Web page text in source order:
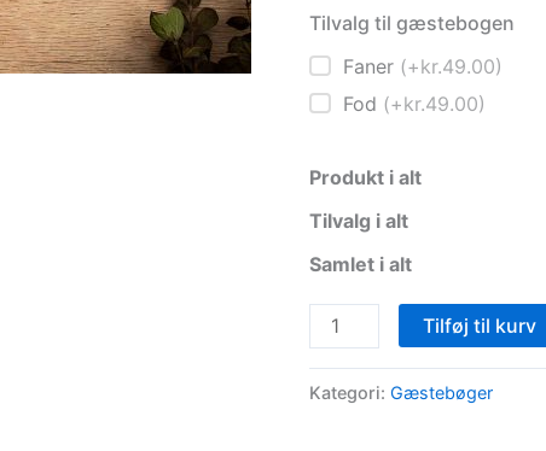
Tilvalg til gæstebogen
Faner (+kr.49.00)
Fod (+kr.49.00)
Produkt i alt
Tilvalg i alt
Samlet i alt
Gæstebog
-
Træ
Tilføj til kurv
Kategori: Gæstebøger